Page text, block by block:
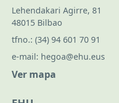
Lehendakari Agirre, 81
48015 Bilbao
tfno.: (34) 94 601 70 91
e-mail: hegoa@ehu.eus
Ver mapa